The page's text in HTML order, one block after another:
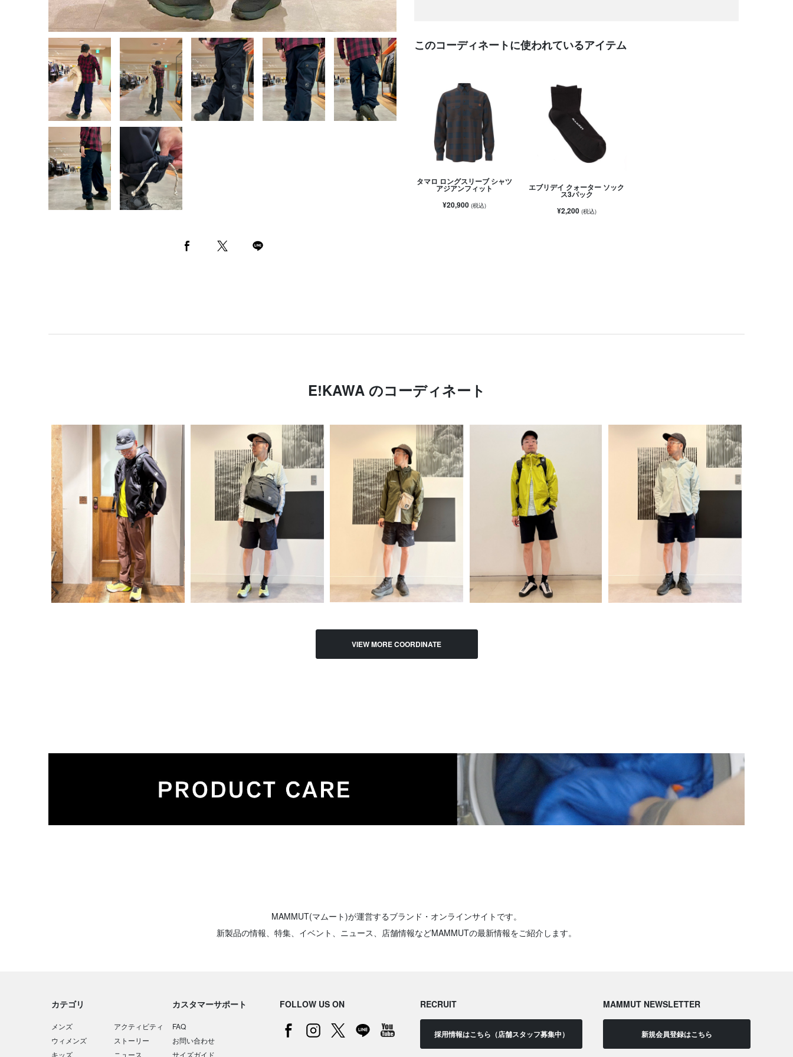
このコーディネートに使われているアイテム
タマロ ロングスリーブ シャツ
アジアンフィット
¥20,900 (税込)
エブリデイ クォーター ソック
ス3パック
¥2,200 (税込)
E!KAWA のコーディネート
VIEW MORE COORDINATE
MAMMUT(マムート)が運営するブランド・オンラインサイトです。
新製品の情報、特集、イベント、ニュース、店舗情報などMAMMUTの最新情報をご紹介します。
カテゴリ
メンズ
ウィメンズ
キッズ
アクティビティ
ストーリー
ニュース
カスタマーサポート
FAQ
お問い合わせ
サイズガイド
FOLLOW US ON RECRUIT
採用情報はこちら（店舗スタッフ募集中）
MAMMUT NEWSLETTER
新規会員登録はこちら